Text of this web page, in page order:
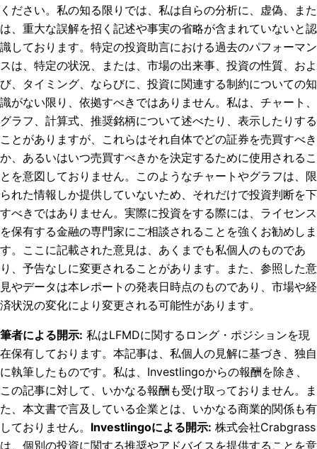
ください。私の知る限りでは、私は自らの分析に、虚偽、また
は、重大な誤解を招く記述や事実の省略が含まれていないと認
識しております。特定の投資助言における過去のパフォーマン
スは、特定の状況、または、市場の出来事、投資の性質、およ
び、タイミング、ならびに、投資に関連する制約についての知
識がない限り、依拠すべきではありません。私は、チャート、
グラフ、計算式、推奨銘柄について述べたり、表示したりする
ことがありますが、これらはそれ自体でどの証券を売買すべき
か、あるいはいつ売買すべきかを決定するために使用されるこ
とを意図しておりません。このようなチャートやグラフは、限
られた情報しか提供していないため、それだけで投資判断を下
すべきではありません。実際に投資をする際には、ライセンス
を保有する金融の専門家にご相談されることを強くお勧めしま
す。ここに記載された意見は、あくまでも私個人のものであ
り、予告なしに変更されることがあります。また、参照した意
見やデータは本レポートの発表日時点のものであり、市場や経
済状況の変化により変更される可能性があります。
筆者による開示: 私はLFMDに関するロング・ポジションを現
在保有しております。 本記事は、私個人の見解に基づき、独自
に執筆したものです。私は、Investlingoからの報酬を除き、
この記事に対して、いかなる報酬も受け取っておりません。ま
た、本文書で言及している企業とは、いかなる商業的関係も有
しておりません。 Investlingoによる開示: 株式会社Crabgrass
は、個別の投資に関する推奨やアドバイスを提供することを意